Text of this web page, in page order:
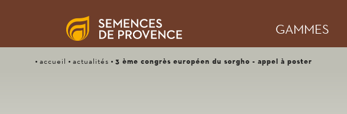
accueil actualités 3 ème congrès européen du sorgho - appel à poster
GAMMES